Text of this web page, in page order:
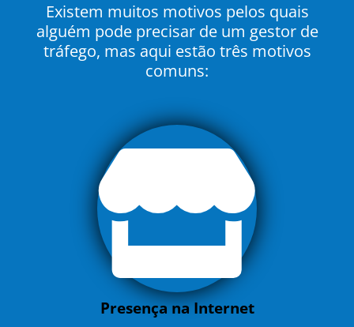
Existem muitos motivos pelos quais
alguém pode precisar de um gestor de
tráfego, mas aqui estão três motivos
comuns:
Presença na Internet